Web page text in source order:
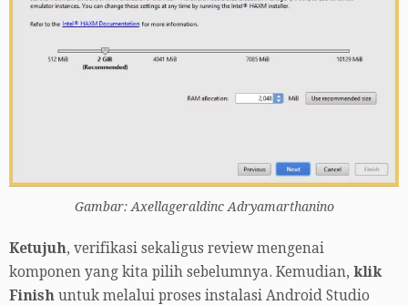
Gambar: Axellageraldinc Adryamarthanino
Ketujuh, verifikasi sekaligus review mengenai
komponen yang kita pilih sebelumnya. Kemudian, klik
Finish untuk melalui proses instalasi Android Studio